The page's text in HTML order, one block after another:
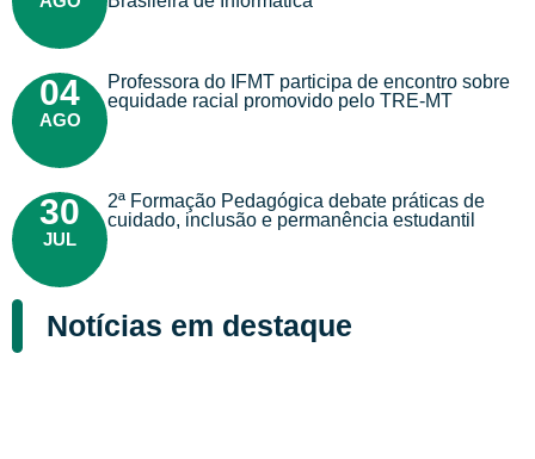
04
AGO
Professora do IFMT participa de encontro sobre
equidade racial promovido pelo TRE-MT
30
JUL
2ª Formação Pedagógica debate práticas de
cuidado, inclusão e permanência estudantil
Notícias em destaque